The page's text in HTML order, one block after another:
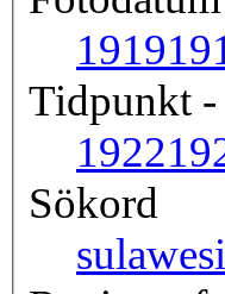
1919
Tidpunkt
1922
Sökord
sulawesi